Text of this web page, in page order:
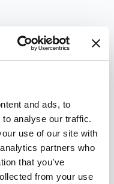
and ads, to
analyse our traffic.
use of our site with
partners who
that you’ve
from your use
incollare